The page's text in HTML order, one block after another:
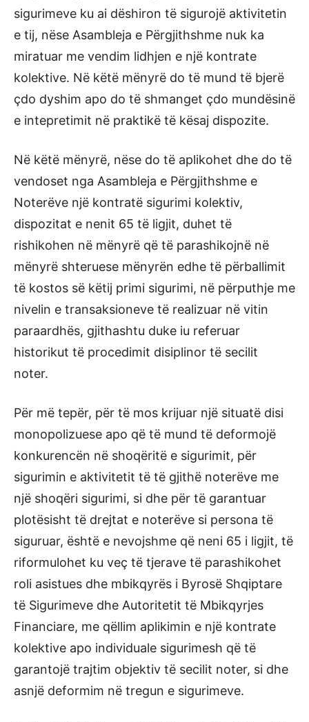
sigurimeve ku ai dëshiron të sigurojë aktivitetin
e tij, nëse Asambleja e Përgjithshme nuk ka
miratuar me vendim lidhjen e një kontrate
kolektive. Në këtë mënyrë do të mund të bjerë
çdo dyshim apo do të shmanget çdo mundësinë
e intepretimit në praktikë të kësaj dispozite.
Në këtë mënyrë, nëse do të aplikohet dhe do të
vendoset nga Asambleja e Përgjithshme e
Noterëve një kontratë sigurimi kolektiv,
dispozitat e nenit 65 të ligjit, duhet të
rishikohen në mënyrë që të parashikojnë në
mënyrë shteruese mënyrën edhe të përballimit
të kostos së këtij primi sigurimi, në përputhje me
nivelin e transaksioneve të realizuar në vitin
paraardhës, gjithashtu duke iu referuar
historikut të procedimit disiplinor të secilit
noter.
Për më tepër, për të mos krijuar një situatë disi
monopolizuese apo që të mund të deformojë
konkurencën në shoqëritë e sigurimit, për
sigurimin e aktivitetit të të gjithë noterëve me
një shoqëri sigurimi, si dhe për të garantuar
plotësisht të drejtat e noterëve si persona të
siguruar, është e nevojshme që neni 65 i ligjit, të
riformulohet ku veç të tjerave të parashikohet
roli asistues dhe mbikqyrës i Byrosë Shqiptare
të Sigurimeve dhe Autoritetit të Mbikqyrjes
Financiare, me qëllim aplikimin e një kontrate
kolektive apo individuale sigurimesh që të
garantojë trajtim objektiv të secilit noter, si dhe
asnjë deformim në tregun e sigurimeve.